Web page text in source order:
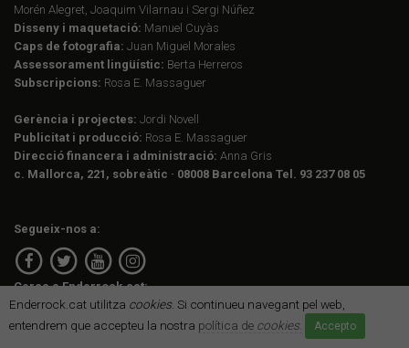
Enderrock.cat utilitza cookies. Si continueu navegant pel web,
entendrem que accepteu la nostra política de cookies. Accepto
Morén Alegret, Joaquim Vilarnau i Sergi Núñez
Disseny i maquetació: Manuel Cuyàs
Caps de fotografia: Juan Miguel Morales
Assessorament lingüístic: Berta Herreros
Subscripcions: Rosa E. Massaguer
Gerència i projectes: Jordi Novell
Publicitat i producció: Rosa E. Massaguer
Direcció financera i administració: Anna Gris
c. Mallorca, 221, sobreàtic · 08008 Barcelona Tel. 93 237 08 05
Segueix-nos a:
Cerca a Enderrock.cat: